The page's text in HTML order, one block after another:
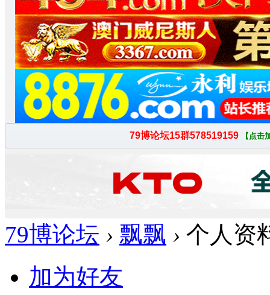
79博论坛 › 飘飘 › 个人资
加为好友